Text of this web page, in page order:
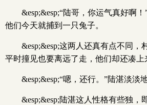
&esp;&esp;“陆哥，你运气真好啊
他们今天就捕到一只兔子。
&esp;&esp;这两人还真有点不同，
平时撞见也要离远了走，他们却还凑上
&esp;&esp;“嗯，还行。”陆湛淡淡地
&esp;&esp;陆湛这人性格有些独，